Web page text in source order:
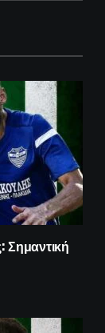
Σημαντική